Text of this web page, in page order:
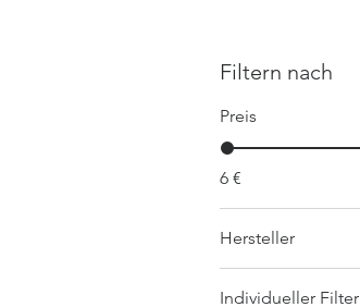
Filtern nach
Preis
6 €
Hersteller
Individueller Filter